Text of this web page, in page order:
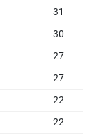
31
30
27
27
22
22